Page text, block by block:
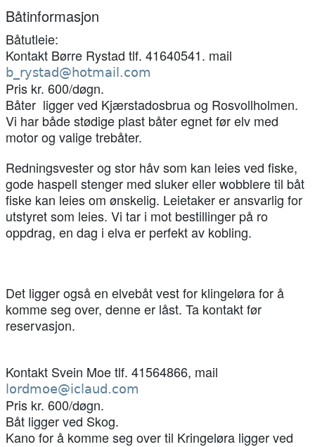
Båtinformasjon
Båtutleie:
Kontakt Børre Rystad tlf. 41640541. mail
b_rystad@hotmail.com
Pris kr. 600/døgn.
Båter ligger ved Kjærstadosbrua og Rosvollholmen.
Vi har både stødige plast båter egnet før elv med
motor og valige trebåter.
Redningsvester og stor håv som kan leies ved fiske,
gode haspell stenger med sluker eller wobblere til båt
fiske kan leies om ønskelig. Leietaker er ansvarlig for
utstyret som leies. Vi tar i mot bestillinger på ro
oppdrag, en dag i elva er perfekt av kobling.
Det ligger også en elvebåt vest for klingeløra for å
komme seg over, denne er låst. Ta kontakt før
reservasjon.
Kontakt Svein Moe tlf. 41564866, mail
lordmoe@iclaud.com
Pris kr. 600/døgn.
Båt ligger ved Skog.
Kano for å komme seg over til Kringeløra ligger ved